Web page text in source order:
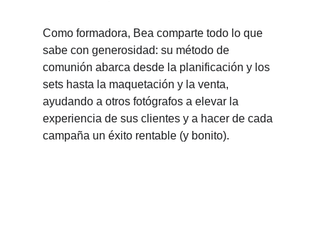
Como formadora, Bea comparte todo lo que
sabe con generosidad: su método de
comunión abarca desde la planificación y los
sets hasta la maquetación y la venta,
ayudando a otros fotógrafos a elevar la
experiencia de sus clientes y a hacer de cada
campaña un éxito rentable (y bonito).